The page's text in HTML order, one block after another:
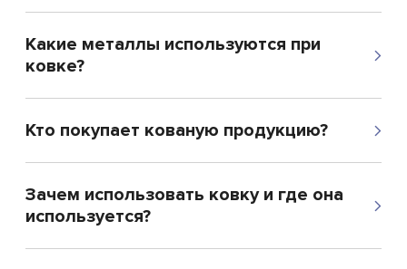
Какие металлы используются при
ковке?
Кто покупает кованую продукцию?
Зачем использовать ковку и где она
используется?